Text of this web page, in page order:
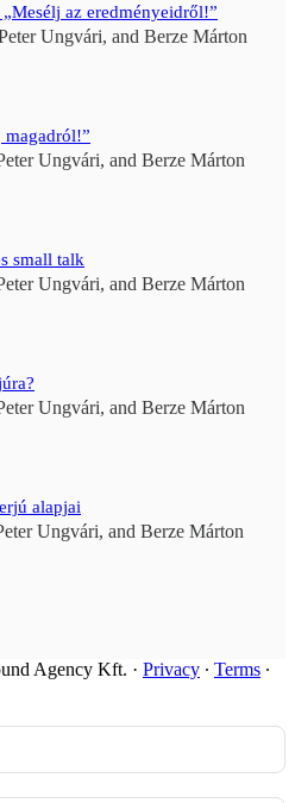
az eredményeidről!”
Ungvári, and Berze Márton
magadról!”
Ungvári, and Berze Márton
small talk
Ungvári, and Berze Márton
Ungvári, and Berze Márton
alapjai
Ungvári, and Berze Márton
Agency Kft. · Privacy ∙ Terms ∙